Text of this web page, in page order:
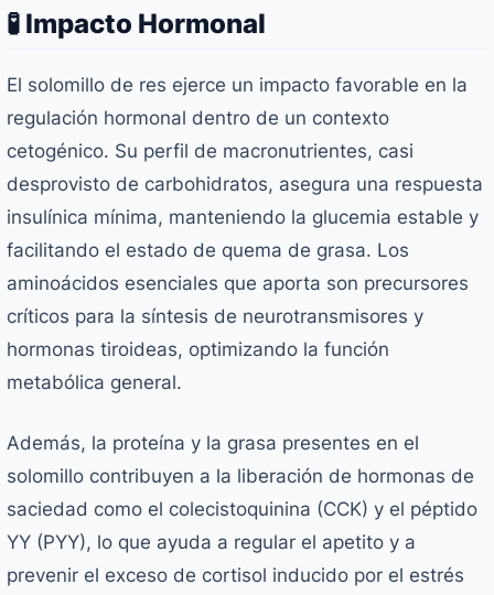
🧪 Impacto Hormonal
El solomillo de res ejerce un impacto favorable en la
regulación hormonal dentro de un contexto
cetogénico. Su perfil de macronutrientes, casi
desprovisto de carbohidratos, asegura una respuesta
insulínica mínima, manteniendo la glucemia estable y
facilitando el estado de quema de grasa. Los
aminoácidos esenciales que aporta son precursores
críticos para la síntesis de neurotransmisores y
hormonas tiroideas, optimizando la función
metabólica general.
Además, la proteína y la grasa presentes en el
solomillo contribuyen a la liberación de hormonas de
saciedad como el colecistoquinina (CCK) y el péptido
YY (PYY), lo que ayuda a regular el apetito y a
prevenir el exceso de cortisol inducido por el estrés